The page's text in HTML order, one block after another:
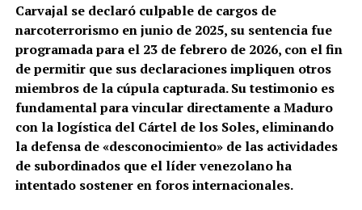
Carvajal se declaró culpable de cargos de
narcoterrorismo en junio de 2025, su sentencia fue
programada para el 23 de febrero de 2026, con el fin
de permitir que sus declaraciones impliquen otros
miembros de la cúpula capturada. Su testimonio es
fundamental para vincular directamente a Maduro
con la logística del Cártel de los Soles, eliminando
la defensa de «desconocimiento» de las actividades
de subordinados que el líder venezolano ha
intentado sostener en foros internacionales.